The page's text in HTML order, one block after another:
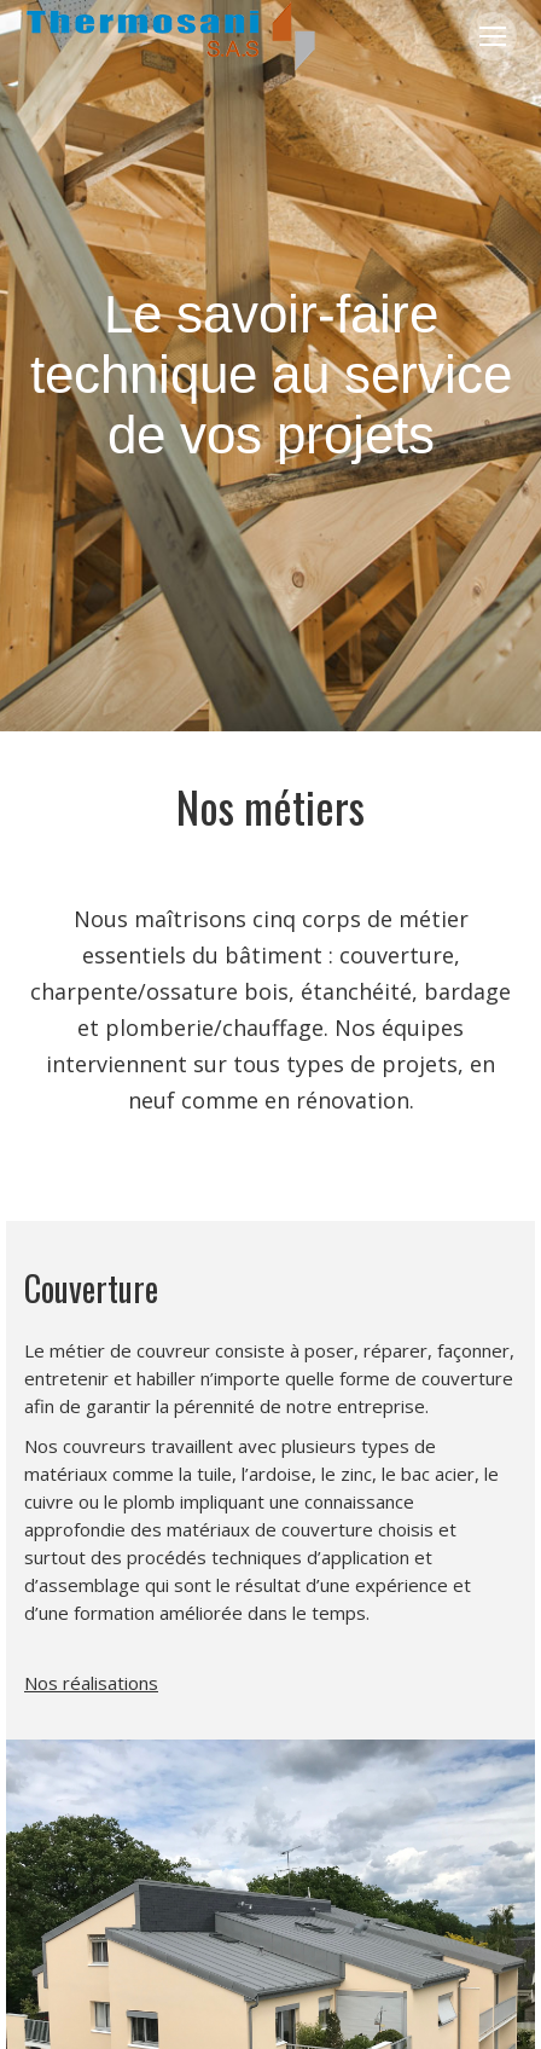
Le savoir-faire
technique au service
de vos projets
Nos métiers
Nous maîtrisons cinq corps de métier
essentiels du bâtiment : couverture,
charpente/ossature bois, étanchéité, bardage
et plomberie/chauffage. Nos équipes
interviennent sur tous types de projets, en
neuf comme en rénovation.
Couverture
Le métier de couvreur consiste à poser, réparer, façonner,
entretenir et habiller n’importe quelle forme de couverture
afin de garantir la pérennité de notre entreprise.
Nos couvreurs travaillent avec plusieurs types de
matériaux comme la tuile, l’ardoise, le zinc, le bac acier, le
cuivre ou le plomb impliquant une connaissance
approfondie des matériaux de couverture choisis et
surtout des procédés techniques d’application et
d’assemblage qui sont le résultat d’une expérience et
d’une formation améliorée dans le temps.
Nos réalisations